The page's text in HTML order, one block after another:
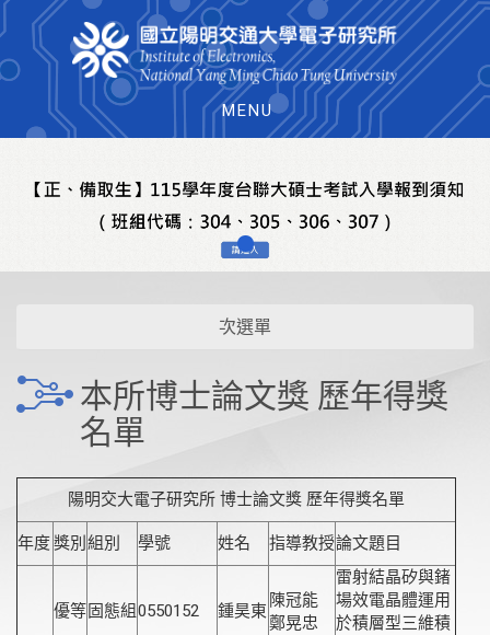
MENU
次選單
本所博士論文獎 歷年得獎
名單
陽明交大電子研究所 博士論文獎 歷年得獎名單
年度獎別 組別 學號 姓名 指導教授論文題目
優等 固態組0550152 鍾昊東
陳冠能
鄭晃忠
雷射結晶矽與鍺
場效電晶體運用
於積層型三維積